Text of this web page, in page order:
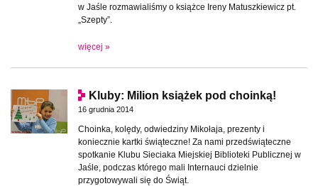
w Jaśle rozmawialiśmy o książce Ireny Matuszkiewicz pt.
„Szepty”.
więcej »
Kluby: Milion książek pod choinką!
16 grudnia 2014
Choinka, kolędy, odwiedziny Mikołaja, prezenty i
koniecznie kartki świąteczne! Za nami przedświąteczne
spotkanie Klubu Sieciaka Miejskiej Biblioteki Publicznej w
Jaśle, podczas którego mali Internauci dzielnie
przygotowywali się do Świąt.